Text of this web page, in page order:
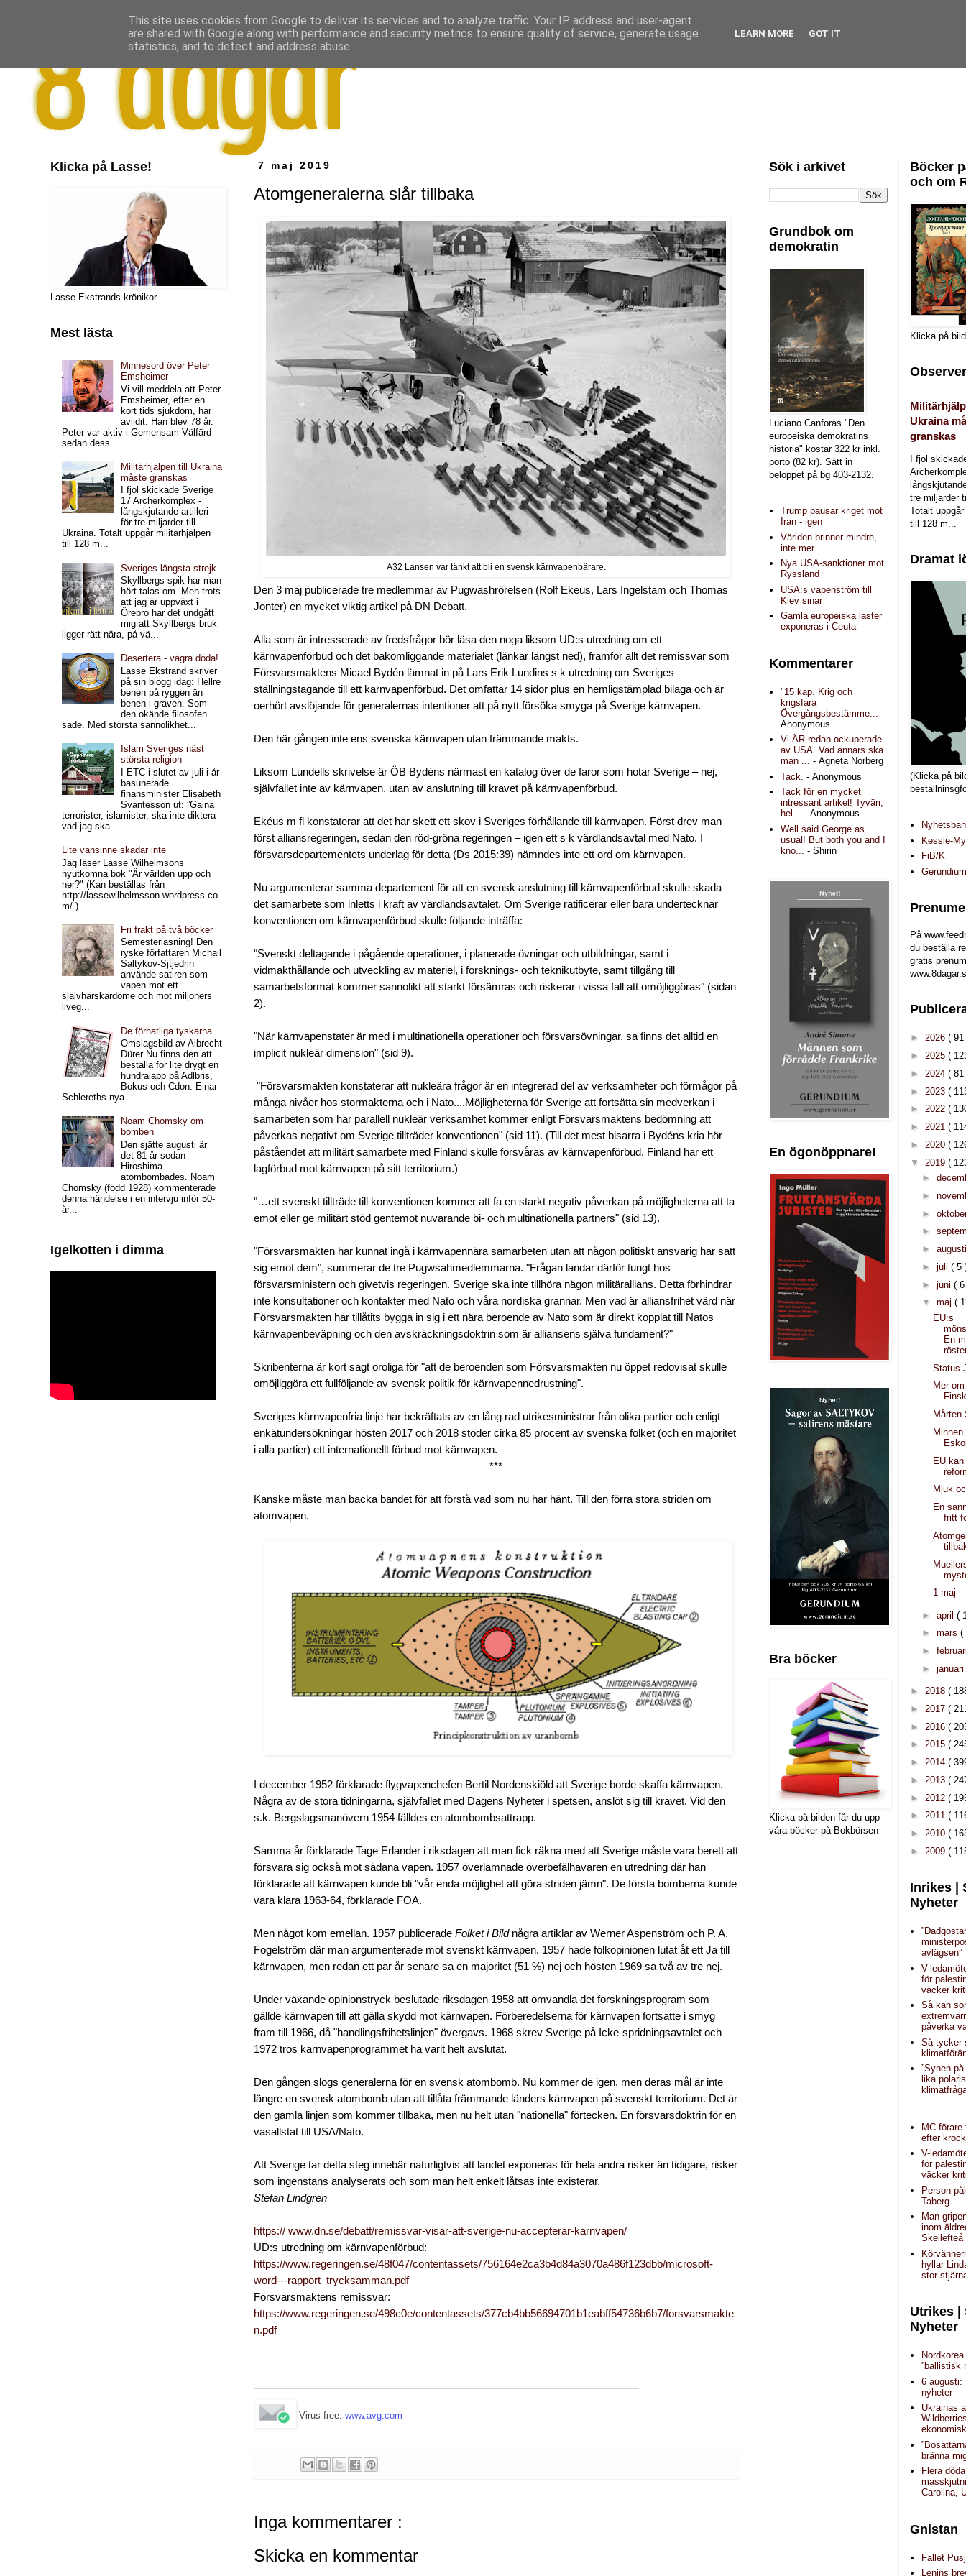
7 maj 2019
Atomgeneralerna slår tillbaka
A32 Lansen var tänkt att bli en svensk kärnvapenbärare.
Den 3 maj publicerade tre medlemmar av Pugwashrörelsen (Rolf Ekeus, Lars Ingelstam och Thomas
Jonter) en mycket viktig artikel på DN Debatt.
Alla som är intresserade av fredsfrågor bör läsa den noga liksom UD:s utredning om ett
kärnvapenförbud och det bakomliggande materialet (länkar längst ned), framför allt det remissvar som
Försvarsmaktens Micael Bydén lämnat in på Lars Erik Lundins s k utredning om Sveriges
ställningstagande till ett kärnvapenförbud. Det omfattar 14 sidor plus en hemligstämplad bilaga och är
oerhört avslöjande för generalernas intentioner att på nytt försöka smyga på Sverige kärnvapen.
Den här gången inte ens svenska kärnvapen utan främmande makts.
Liksom Lundells skrivelse är ÖB Bydéns närmast en katalog över de faror som hotar Sverige – nej,
självfallet inte av kärnvapen, utan av anslutning till kravet på kärnvapenförbud.
Ekéus m fl konstaterar att det har skett ett skov i Sveriges förhållande till kärnvapen. Först drev man –
först alliansregeringen, sedan den röd-gröna regeringen – igen ett s k värdlandsavtal med Nato. I
försvarsdepartementets underlag för detta (Ds 2015:39) nämndes inte ett ord om kärnvapen.
Nu argumenterar samma departement för att en svensk anslutning till kärnvapenförbud skulle skada
det samarbete som inletts i kraft av värdlandsavtalet. Om Sverige ratificerar eller bara undertecknar
konventionen om kärnvapenförbud skulle följande inträffa:
"Svenskt deltagande i pågående operationer, i planerade övningar och utbildningar, samt i
vidmakthållande och utveckling av materiel, i forsknings- och teknikutbyte, samt tillgång till
samarbetsformat kommer sannolikt att starkt försämras och riskerar i vissa fall att omöjliggöras" (sidan
2).
"När kärnvapenstater är med i multinationella operationer och försvarsövningar, sa finns det alltid en
implicit nukleär dimension" (sid 9).
"Försvarsmakten konstaterar att nukleära frågor är en integrerad del av verksamheter och förmågor på
många nivåer hos stormakterna och i Nato....Möjligheterna för Sverige att fortsätta sin medverkan i
samarbeten som har parallell nukleär verksamhet kommer enligt Försvarsmaktens bedömning att
påverkas negativt om Sverige tillträder konventionen" (sid 11). (Till det mest bisarra i Bydéns kria hör
påståendet att militärt samarbete med Finland skulle försvåras av kärnvapenförbud. Finland har ett
lagförbud mot kärnvapen på sitt territorium.)
"…ett svenskt tillträde till konventionen kommer att fa en starkt negativ påverkan på möjligheterna att ta
emot eller ge militärt stöd gentemot nuvarande bi- och multinationella partners" (sid 13).
"Försvarsmakten har kunnat ingå i kärnvapennära samarbeten utan att någon politiskt ansvarig har satt
sig emot dem", summerar de tre Pugwsahmedlemmarna. "Frågan landar därför tungt hos
försvarsministern och givetvis regeringen. Sverige ska inte tillhöra nägon militärallians. Detta förhindrar
inte konsultationer och kontakter med Nato och våra nordiska grannar. Men vad är alliansfrihet värd när
Försvarsmakten har tillåtits bygga in sig i ett nära beroende av Nato som är direkt kopplat till Natos
kärnvapenbeväpning och den avskräckningsdoktrin som är alliansens själva fundament?"
Skribenterna är kort sagt oroliga för "att de beroenden som Försvarsmakten nu öppet redovisat skulle
omöjliggöra ett fullföljande av svensk politik för kärnvapennedrustning".
Sveriges kärnvapenfria linje har bekräftats av en lång rad utrikesministrar från olika partier och enligt
enkätundersökningar hösten 2017 och 2018 stöder cirka 85 procent av svenska folket (och en majoritet
i alla partier) ett internationellt förbud mot kärnvapen.
***
Kanske måste man backa bandet för att förstå vad som nu har hänt. Till den förra stora striden om
atomvapen.
I december 1952 förklarade flygvapenchefen Bertil Nordenskiöld att Sverige borde skaffa kärnvapen.
Några av de stora tidningarna, självfallet med Dagens Nyheter i spetsen, anslöt sig till kravet. Vid den
s.k. Bergslagsmanövern 1954 fälldes en atombombsattrapp.
Samma år förklarade Tage Erlander i riksdagen att man fick räkna med att Sverige måste vara berett att
försvara sig också mot sådana vapen. 1957 överlämnade överbefälhavaren en utredning där han
förklarade att kärnvapen kunde bli "vår enda möjlighet att göra striden jämn". De första bomberna kunde
vara klara 1963-64, förklarade FOA.
Men något kom emellan. 1957 publicerade Folket i Bildnågra artiklar av Werner Aspenström och P. A.
Fogelström där man argumenterade mot svenskt kärnvapen. 1957 hade folkopinionen lutat åt ett Ja till
kärnvapen, men redan ett par år senare sa en majoritet (51 %) nej och hösten 1969 sa två av tre nej.
Under växande opinionstryck beslutade riksdagen 1958 att omvandla det forskningsprogram som
gällde kärnvapen till att gälla skydd mot kärnvapen. Förberedelserna för kärnvapen fortsatte i smyg
fram till 1966, då "handlingsfrihetslinjen" övergavs. 1968 skrev Sverige på Icke-spridningsavtalet och
1972 tros kärnvapenprogrammet ha varit helt avslutat.
Den gången slogs generalerna för en svensk atombomb. Nu kommer de igen, men deras mål är inte
längre en svensk atombomb utan att tillåta främmande länders kärnvapen på svenskt territorium. Det är
den gamla linjen som kommer tillbaka, men nu helt utan "nationella" förtecken. En försvarsdoktrin för en
vasallstat till USA/Nato.
Att Sverige tar detta steg innebär naturligtvis att landet exponeras för hela andra risker än tidigare, risker
som ingenstans analyserats och som man helt enkelt låtsas inte existerar.
Stefan Lindgren
https:// www.dn.se/debatt/remissvar-visar-att-sverige-nu-accepterar-karnvapen/
UD:s utredning om kärnvapenförbud:
https://www.regeringen.se/48f047/contentassets/756164e2ca3b4d84a3070a486f123dbb/microsoft-
word---rapport_trycksamman.pdf
Försvarsmaktens remissvar:
https://www.regeringen.se/498c0e/contentassets/377cb4bb56694701b1eabff54736b6b7/forsvarsmakte
n.pdf
Virus-free. www.avg.com
Inga kommentarer :
Skicka en kommentar
Klicka på Lasse!
Lasse Ekstrands krönikor
Mest lästa
Minnesord över Peter
Emsheimer
Vi vill meddela att Peter
Emsheimer, efter en
kort tids sjukdom, har
avlidit. Han blev 78 år.
Peter var aktiv i Gemensam Välfärd
sedan dess...
Militärhjälpen till Ukraina
måste granskas
I fjol skickade Sverige
17 Archerkomplex -
långskjutande artilleri -
för tre miljarder till
Ukraina. Totalt uppgår militärhjälpen
till 128 m...
Sveriges längsta strejk
Skyllbergs spik har man
hört talas om. Men trots
att jag är uppväxt i
Örebro har det undgått
mig att Skyllbergs bruk
ligger rätt nära, på vä...
Desertera - vägra döda!
Lasse Ekstrand skriver
på sin blogg idag: Hellre
benen på ryggen än
benen i graven. Som
den okände filosofen
sade. Med största sannolikhet...
Islam Sveriges näst
största religion
I ETC i slutet av juli i år
basunerade
finansminister Elisabeth
Svantesson ut: ”Galna
terrorister, islamister, ska inte diktera
vad jag ska ...
Lite vansinne skadar inte
Jag läser Lasse Wilhelmsons
nyutkomna bok "Är världen upp och
ner?" (Kan beställas från
http://lassewilhelmsson.wordpress.co
m/ ). ...
Fri frakt på två böcker
Semesterläsning! Den
ryske författaren Michail
Saltykov-Sjtjedrin
använde satiren som
vapen mot ett
självhärskardöme och mot miljoners
liveg...
De förhatliga tyskarna
Omslagsbild av Albrecht
Dürer Nu finns den att
beställa för lite drygt en
hundralapp på Adlbris,
Bokus och Cdon. Einar
Schlereths nya ...
Noam Chomsky om
bomben
Den sjätte augusti är
det 81 år sedan
Hiroshima
atombombades. Noam
Chomsky (född 1928) kommenterade
denna händelse i en intervju inför 50-
år...
Igelkotten i dimma
Sök i arkivet
Grundbok om
demokratin
Luciano Canforas "Den
europeiska demokratins
historia" kostar 322 kr inkl.
porto (82 kr). Sätt in
beloppet på bg 403-2132.
Trump pausar kriget mot
Iran - igen
Världen brinner mindre,
inte mer
Nya USA-sanktioner mot
Ryssland
USA:s vapenström till
Kiev sinar
Gamla europeiska laster
exponeras i Ceuta
Kommentarer
"15 kap. Krig och
krigsfara
Övergångsbestämme...
-
Anonymous
Vi ÄR redan ockuperade
av USA. Vad annars ska
man ... - Agneta Norberg
Tack. - Anonymous
Tack för en mycket
intressant artikel! Tyvärr,
hel... - Anonymous
Well said George as
usual! But both you and I
kno...
- Shirin
En ögonöppnare!
Bra böcker
Klicka på bilden får du upp
våra böcker på Bokbörsen
Böcker
och om
Klicka på
Ukraina
granskas
I fjol
tre miljarder
Totalt
till 128 m...
Dramat
(Klicka på
Kessle-
FiB/K
På
du beställa
gratis
► 2026 ( 91
► 2025 (
► 2024 ( 81
► 2023 (
► 2022 (
► 2021 (
► 2020 (
▼ 2019 (
►
►
►
►
►
► juli ( 5
► juni (
▼ maj (
EU:s
En
Status
Mer
Mårten
EU
Mjuk
En
fritt
1 maj
► april (
► mars (
►
► januari
► 2018 (
► 2017 (
► 2016 (
► 2015 (
► 2014 (
► 2013 (
► 2012 (
► 2011 (
► 2010 (
► 2009 (
Inrikes |
Nyheter
avlägsen”
V-
för
väcker
Så kan
påverka
Så tycker
”Synen
lika
MC-
efter
V-
för
väcker
Person
Taberg
Man
inom
Skellefteå
hyllar
stor
Utrikes |
Nyheter
”ballistisk
6 augusti:
nyheter
Ukrainas
bränna
Flera
Carolina,
Gnistan
Fallet
Lenins
This site uses cookies from Google to deliver its services and to analyze traffic. Your IP address and user-agent
are shared with Google along with performance and security metrics to ensure quality of service, generate usage
statistics, and to detect and address abuse.
LEARN MORE GOT IT